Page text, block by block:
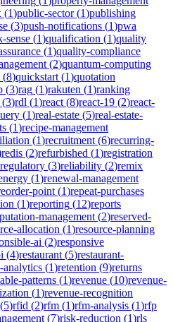
(1)public-sector(1)publishing
(3)push-notifications (1)pwa
sense (1)qualification (1)quality
(1)quality-compliance
(2)quantum-computing
(8)quickstart (1)quotation
(3)rag (1)rakuten (1)ranking
(3)rdl (1)react (8)react-19 (2)react-
(1)real-estate (5)real-estate-
(1)recipe-management
(1)recruitment (6)recurring-
redis (2)refurbished (1)registration
regulatory (3)reliability (2)remix
(1)renewal-management
point (1)repeat-purchases
(1)reporting (12)reports
management (2)reserved-
allocation (1)resource-planning
ai (2)responsive
(4)restaurant (5)restaurant-
analytics (1)retention (9)returns
patterns (1)revenue (10)revenue-
(1)revenue-recognition
(5)rfid (2)rfm (1)rfm-analysis (1)rfp
(7)risk-reduction (1)rls